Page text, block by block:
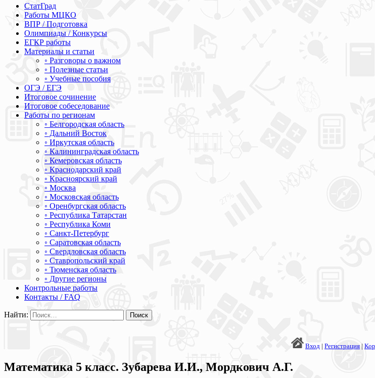
СтатГрад
Работы МЦКО
ВПР / Подготовка
Олимпиады / Конкурсы
ЕГКР работы
Материалы и статьи
◦ Разговоры о важном
◦ Полезные статьи
◦ Учебные пособия
ОГЭ / ЕГЭ
Итоговое сочинение
Итоговое собеседование
Работы по регионам
◦ Белгородская область
◦ Дальний Восток
◦ Иркутская область
◦ Калининградская область
◦ Кемеровская область
◦ Краснодарский край
◦ Красноярский край
◦ Москва
◦ Московская область
◦ Оренбургская область
◦ Республика Татарстан
◦ Республика Коми
◦ Санкт-Петербург
◦ Саратовская область
◦ Свердловская область
◦ Ставропольский край
◦ Тюменская область
◦ Другие регионы
Контрольные работы
Контакты / FAQ
Найти:
Вход | Регистрация |
Математика 5 класс. Зубарева И.И., Мордкович А.Г.